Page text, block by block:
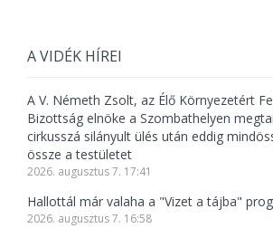
A VIDÉK HÍREI
A V. Németh Zsolt, az Élő Környezetért
Bizottság elnöke a Szombathelyen
cirkusszá silányult ülés után eddig
össze a testületet
2026. augusztus 7. 17:41
Hallottál már valaha a "Vizet a tájba"
2026. augusztus 7. 16:58